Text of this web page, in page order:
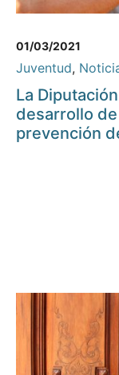
01/03/2021
Juventud,
La
desarrollo
prevención